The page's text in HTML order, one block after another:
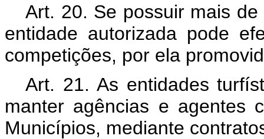
Art. 20. Se possuir mais
entidade autorizada pode
competições, por ela
Art. 21. As entidades
manter agências e agentes
Municípios, mediante